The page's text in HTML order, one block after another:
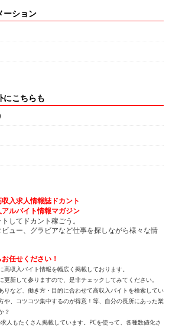
ーション
にこちらも
入求人情報誌ドカント
ルバイト情報マガジン
してドカント稼ごう。
ュー、グラビアなど仕事を探しながら様々な情
任せください！
高収入バイト情報を幅広く掲載しております。
新して参りますので、是非チェックしてみてください。
りなど、働き方・目的に合わせて高収入バイトを検索してい
や、コツコツ集中するのが得意！等、自分の長所にあった業
？
人もたくさん掲載しています。PCを使って、各種数値化さ